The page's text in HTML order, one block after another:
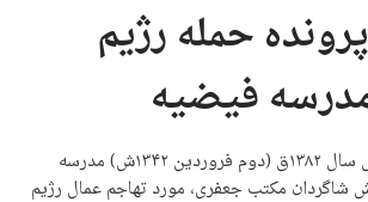
حمله رژیم
فیضیه
در بیست و پنجم شوال سال ۱۳۸۲ق (دوم فروردین ۱۳۴۲ش) مدرسه
شاگردان مکتب جعفری، مورد تهاجم عمال رژیم